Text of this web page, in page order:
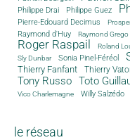
Philippe Drai
Philippe Guez
Pierre-Edouard Decimus
Raymond d'Huy
Raymond Grego
Roger Raspail Roland
Sly Dunbar Sonia Pinel-Féréol
Thierry Fanfant Thierry
Tony Russo Toto
Vico Charlemagne Willy Salzédo
le réseau